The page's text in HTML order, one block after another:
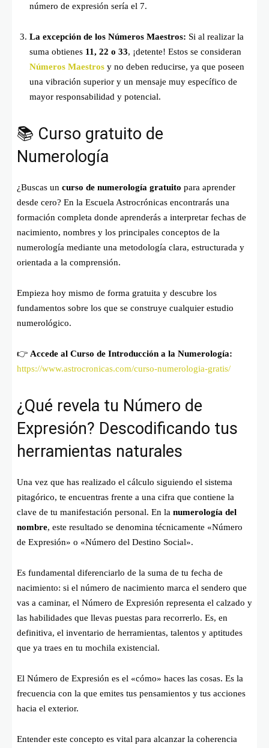
número de expresión sería el 7.
La excepción de los Números Maestros: Si al realizar la
suma obtienes 11, 22 o 33, ¡detente! Estos se consideran
Números Maestros y no deben reducirse, ya que poseen
una vibración superior y un mensaje muy específico de
mayor responsabilidad y potencial.
📚 Curso gratuito de
Numerología
¿Buscas un curso de numerología gratuito para aprender
desde cero? En la Escuela Astrocrónicas encontrarás una
formación completa donde aprenderás a interpretar fechas de
nacimiento, nombres y los principales conceptos de la
numerología mediante una metodología clara, estructurada y
orientada a la comprensión.
Empieza hoy mismo de forma gratuita y descubre los
fundamentos sobre los que se construye cualquier estudio
numerológico.
👉 Accede al Curso de Introducción a la Numerología:
https://www.astrocronicas.com/curso-numerologia-gratis/
¿Qué revela tu Número de
Expresión? Descodificando tus
herramientas naturales
Una vez que has realizado el cálculo siguiendo el sistema
pitagórico, te encuentras frente a una cifra que contiene la
clave de tu manifestación personal. En la numerología del
nombre, este resultado se denomina técnicamente «Número
de Expresión» o «Número del Destino Social».
Es fundamental diferenciarlo de la suma de tu fecha de
nacimiento: si el número de nacimiento marca el sendero que
vas a caminar, el Número de Expresión representa el calzado y
las habilidades que llevas puestas para recorrerlo. Es, en
definitiva, el inventario de herramientas, talentos y aptitudes
que ya traes en tu mochila existencial.
El Número de Expresión es el «cómo» haces las cosas. Es la
frecuencia con la que emites tus pensamientos y tus acciones
hacia el exterior.
Entender este concepto es vital para alcanzar la coherencia